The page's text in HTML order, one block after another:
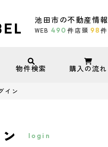
池田市の不動産情報
WEB 490 件 店頭 98 件
物件検索 購入の流れ
イン
login